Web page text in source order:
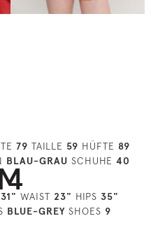
79 TAILLE 59 HÜFTE 89
BLAU-GRAU SCHUHE 40
31" WAIST 23" HIPS 35"
BLUE-GREY SHOES 9